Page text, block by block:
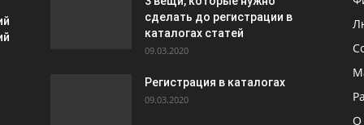
сделать до регистрации в
каталогах статей
09.03.2020
Регистрация в каталогах
09.03.2020
О